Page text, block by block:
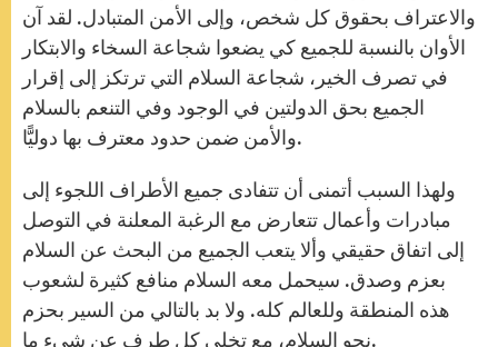
والاعتراف بحقوق كل شخص، وإلى الأمن المتبادل. لقد آن
الأوان بالنسبة للجميع كي يضعوا شجاعة السخاء والابتكار
في تصرف الخير، شجاعة السلام التي ترتكز إلى إقرار
الجميع بحق الدولتين في الوجود وفي التنعم بالسلام
والأمن ضمن حدود معترف بها دوليًّا.
ولهذا السبب أتمنى أن تتفادى جميع الأطراف اللجوء إلى
مبادرات وأعمال تتعارض مع الرغبة المعلنة في التوصل
إلى اتفاق حقيقي وألا يتعب الجميع من البحث عن السلام
بعزم وصدق. سيحمل معه السلام منافع كثيرة لشعوب
هذه المنطقة وللعالم كله. ولا بد بالتالي من السير بحزم
نحو السلام، مع تخلي كل طرف عن شيء ما.